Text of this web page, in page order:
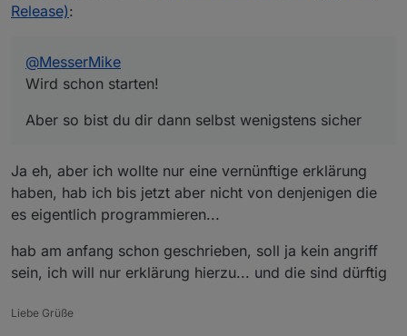
Release):
@MesserMike
Wird schon starten!
Aber so bist du dir dann selbst wenigstens sicher
Ja eh, aber ich wollte nur eine vernünftige erklärung
haben, hab ich bis jetzt aber nicht von denjenigen die
es eigentlich programmieren...
hab am anfang schon geschrieben, soll ja kein angriff
sein, ich will nur erklärung hierzu... und die sind dürftig
Liebe Grüße